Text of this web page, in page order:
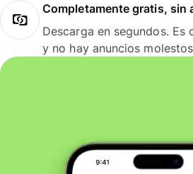
Completamente gratis, sin
Descarga en segundos.
y no hay anuncios